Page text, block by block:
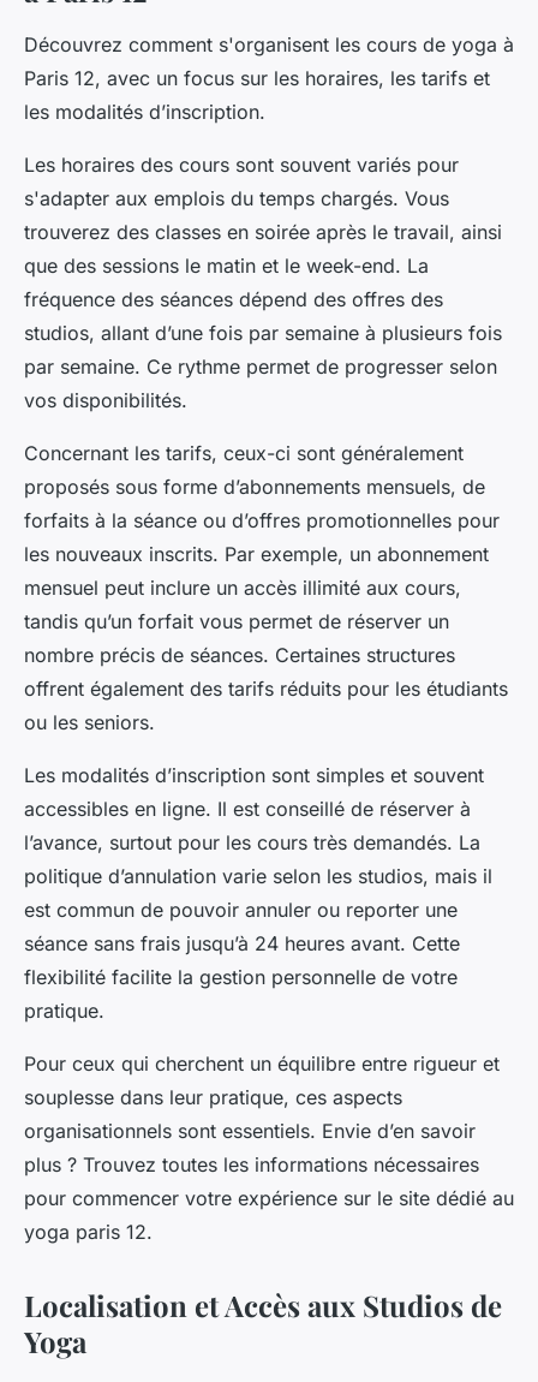
Découvrez comment s'organisent les cours de yoga à
Paris 12, avec un focus sur les horaires, les tarifs et
les modalités d’inscription.
Les horaires des cours sont souvent variés pour
s'adapter aux emplois du temps chargés. Vous
trouverez des classes en soirée après le travail, ainsi
que des sessions le matin et le week-end. La
fréquence des séances dépend des offres des
studios, allant d’une fois par semaine à plusieurs fois
par semaine. Ce rythme permet de progresser selon
vos disponibilités.
Concernant les tarifs, ceux-ci sont généralement
proposés sous forme d’abonnements mensuels, de
forfaits à la séance ou d’offres promotionnelles pour
les nouveaux inscrits. Par exemple, un abonnement
mensuel peut inclure un accès illimité aux cours,
tandis qu’un forfait vous permet de réserver un
nombre précis de séances. Certaines structures
offrent également des tarifs réduits pour les étudiants
ou les seniors.
Les modalités d’inscription sont simples et souvent
accessibles en ligne. Il est conseillé de réserver à
l’avance, surtout pour les cours très demandés. La
politique d’annulation varie selon les studios, mais il
est commun de pouvoir annuler ou reporter une
séance sans frais jusqu’à 24 heures avant. Cette
flexibilité facilite la gestion personnelle de votre
pratique.
Pour ceux qui cherchent un équilibre entre rigueur et
souplesse dans leur pratique, ces aspects
organisationnels sont essentiels. Envie d’en savoir
plus ? Trouvez toutes les informations nécessaires
pour commencer votre expérience sur le site dédié au
yoga paris 12.
Localisation et Accès aux Studios de
Yoga